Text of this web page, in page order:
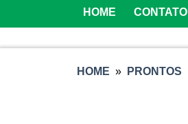
HOME CONTATO
HOME » PRONTOS